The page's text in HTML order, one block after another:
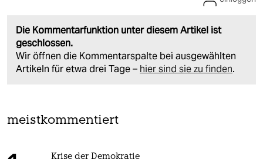
Die Kommentarfunktion unter diesem Artikel ist
geschlossen.
Wir öffnen die Kommentarspalte bei ausgewählten
Artikeln für etwa drei Tage – hier sind sie zu finden.
meistkommentiert
Krise der Demokratie